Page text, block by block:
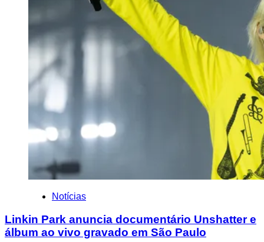
Notícias
Linkin Park anuncia documentário Unshatter e
álbum ao vivo gravado em São Paulo